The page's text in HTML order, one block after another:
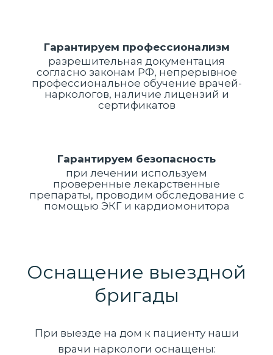
Гарантируем профессионализм
разрешительная документация
согласно законам РФ, непрерывное
профессиональное обучение врачей-
наркологов, наличие лицензий и
сертификатов
Гарантируем безопасность
при лечении используем
проверенные лекарственные
препараты, проводим обследование с
помощью ЭКГ и кардиомонитора
Оснащение выездной
бригады
При выезде на дом к пациенту наши
врачи наркологи оснащены: